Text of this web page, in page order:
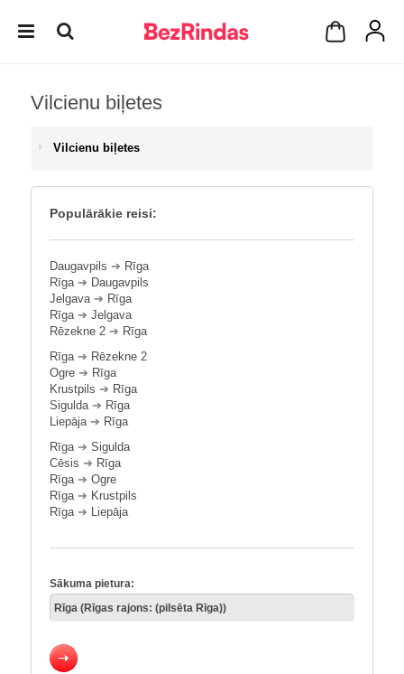
Vilcienu biļetes
Vilcienu biļetes
Populārākie reisi:
Daugavpils ➔ Rīga
Rīga➔ Daugavpils
Jelgava➔ Rīga
Rīga➔ Jelgava
Rēzekne 2 ➔ Rīga
Rīga➔ Rēzekne 2
Ogre ➔ Rīga
Krustpils ➔ Rīga
Sigulda➔ Rīga
Liepāja➔ Rīga
Rīga➔ Sigulda
Cēsis ➔ Rīga
Rīga➔ Ogre
Rīga➔ Krustpils
Rīga➔ Liepāja
Sākuma pietura: